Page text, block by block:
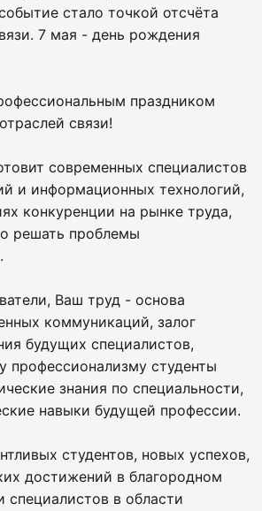
стало точкой отсчёта
7 мая - день рождения
праздником
связи!
современных специалистов
и информационных технологий,
конкуренции на рынке труда,
решать проблемы
Ваш труд - основа
коммуникаций, залог
будущих специалистов,
профессионализму студенты
знания по специальности,
навыки будущей профессии.
студентов, новых успехов,
достижений в благородном
специалистов в области